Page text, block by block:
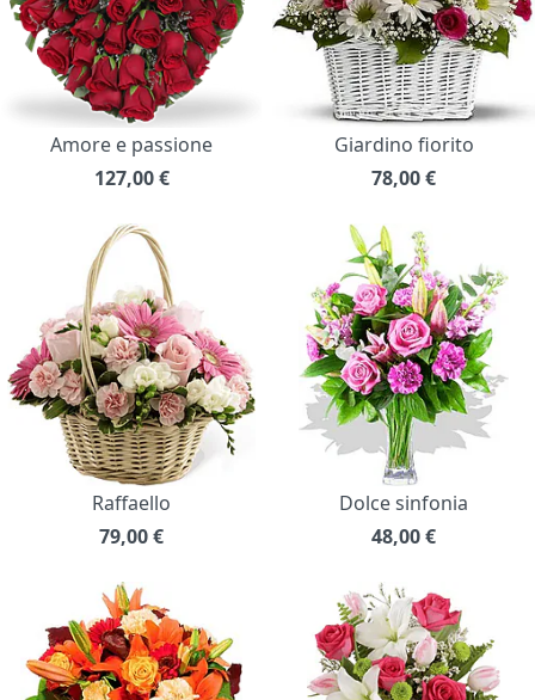
Amore e passione
127,00 €
Giardino fiorito
78,00€
Raffaello
79,00€
Dolce sinfonia
48,00€